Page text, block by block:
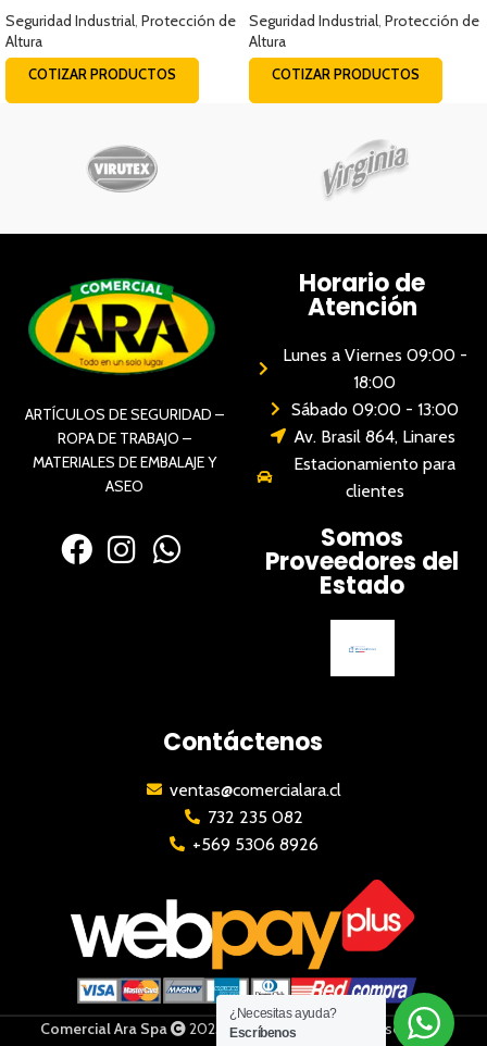
Seguridad Industrial Protección de
Altura
COTIZAR PRODUCTOS
Seguridad Industrial Protección de
Altura
COTIZAR PRODUCTOS
ARTÍCULOS DE SEGURIDAD –
ROPA DE TRABAJO –
MATERIALES DE EMBALAJE Y
ASEO
Horario de
Atención
Lunes a Viernes 09:00 -
18:00
Sábado 09:00 - 13:00
Av. Brasil 864, Linares
Estacionamiento para
clientes
Somos
Proveedores del
Estado
Contáctenos
ventas@comercialara.cl
732 235 082
+569 5306 8926
Comercial Ara Spa 2023 | Todos los derechos reservados
¿Necesitas ayuda?
Escríbenos